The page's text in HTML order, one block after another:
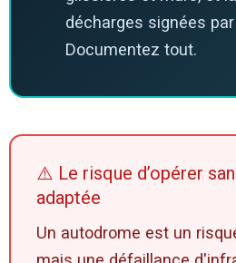
décharges signées
Documentez tout.
⚠️ Le risque d’opérer
adaptée
Un autodrome est un